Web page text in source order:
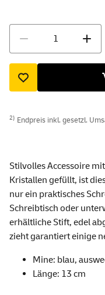
2) Endpreis inkl. gesetzl.
Stilvolles Accessoire
Kristallen gefüllt, ist
nur ein praktisches
Schreibtisch oder
erhältliche Stift, edel
zieht garantiert einige
Mine: blau,
Länge: 13 cm